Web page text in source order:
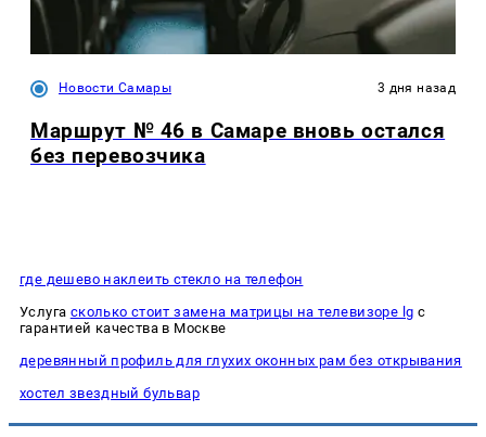
Новости Самары 3 дня назад
Маршрут № 46 в Самаре вновь остался
без перевозчика
где дешево наклеить стекло на телефон
Услуга сколько стоит замена матрицы на телевизоре lg с
гарантией качества в Москве
деревянный профиль для глухих оконных рам без открывания
хостел звездный бульвар